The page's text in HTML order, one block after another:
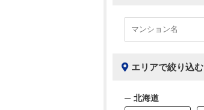
エリアで絞り込む
北海道